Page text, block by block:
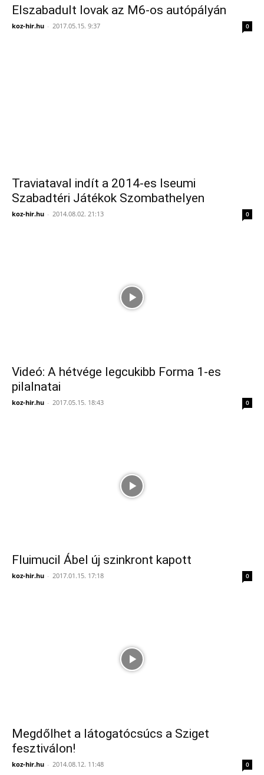
Elszabadult lovak az M6-os autópályán
koz-hir.hu - 2017.05.15. 9:37 0
Traviataval indít a 2014-es Iseumi
Szabadtéri Játékok Szombathelyen
koz-hir.hu - 2014.08.02. 21:13 0
Videó: A hétvége legcukibb Forma 1-es
pilalnatai
koz-hir.hu - 2017.05.15. 18:43 0
Fluimucil Ábel új szinkront kapott
koz-hir.hu - 2017.01.15. 17:18 0
Megdőlhet a látogatócsúcs a Sziget
fesztiválon!
koz-hir.hu - 2014.08.12. 11:48 0